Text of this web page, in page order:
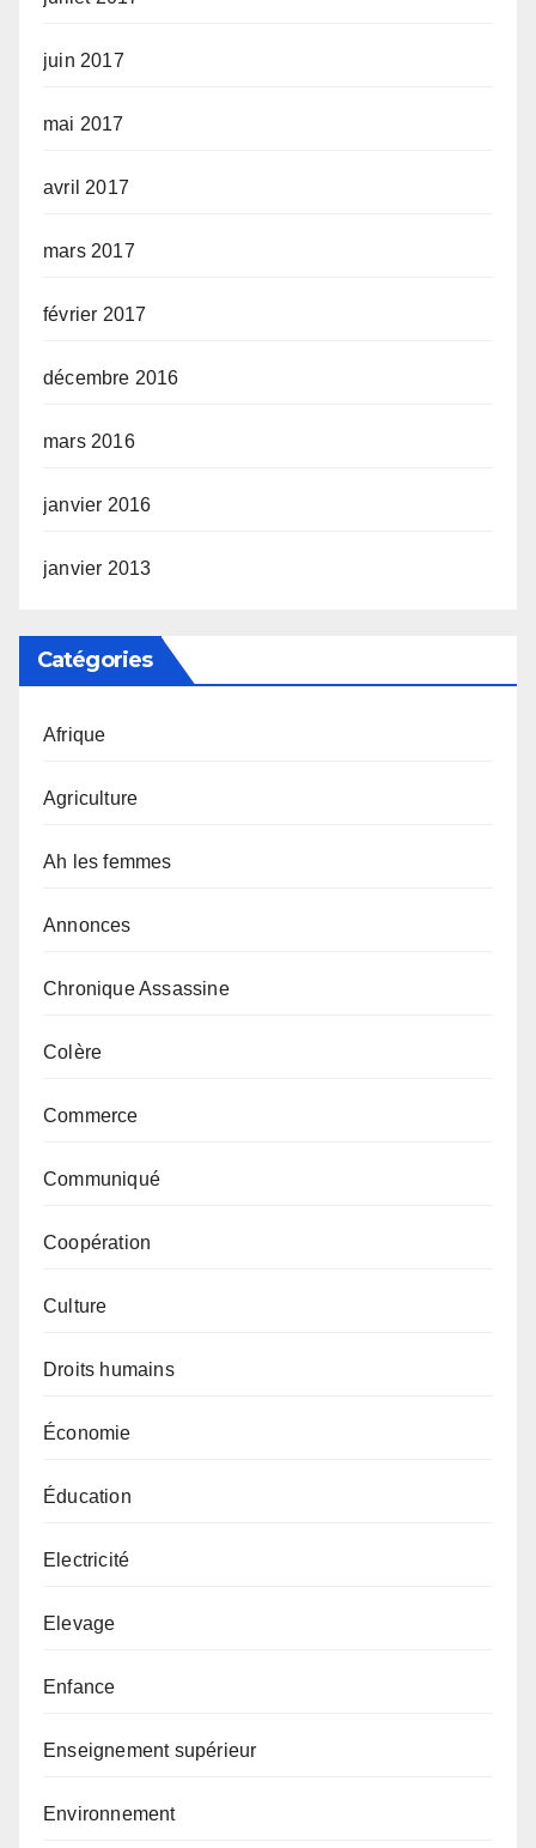
juin 2017
mai 2017
avril 2017
mars 2017
février 2017
décembre 2016
mars 2016
janvier 2016
janvier 2013
Catégories
Afrique
Agriculture
Ah les femmes
Annonces
Chronique Assassine
Colère
Commerce
Communiqué
Coopération
Culture
Droits humains
Économie
Éducation
Electricité
Elevage
Enfance
Enseignement supérieur
Environnement